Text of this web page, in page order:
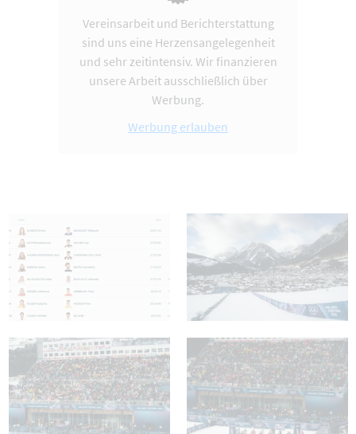
Vereinsarbeit und Berichterstattung
sind uns eine Herzensangelegenheit
und sehr zeitintensiv. Wir finanzieren
unsere Arbeit ausschließlich über
Werbung.
Werbung erlauben